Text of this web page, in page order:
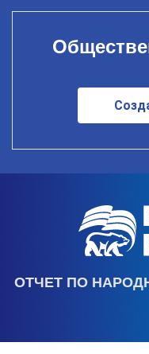
ОТЧЕТ ПО